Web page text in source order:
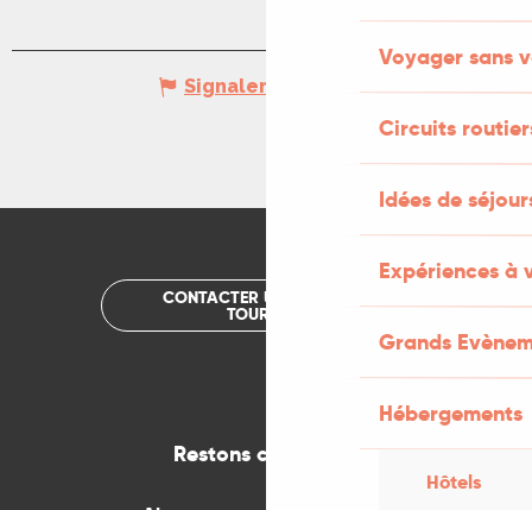
Voyager sans
Circuits
Idées de
Expériences à
Grands
Hébergements
Hôtels
Signaler une erreur
CONTACTER UN OFFICE DE
TOURISME
Restons connectés